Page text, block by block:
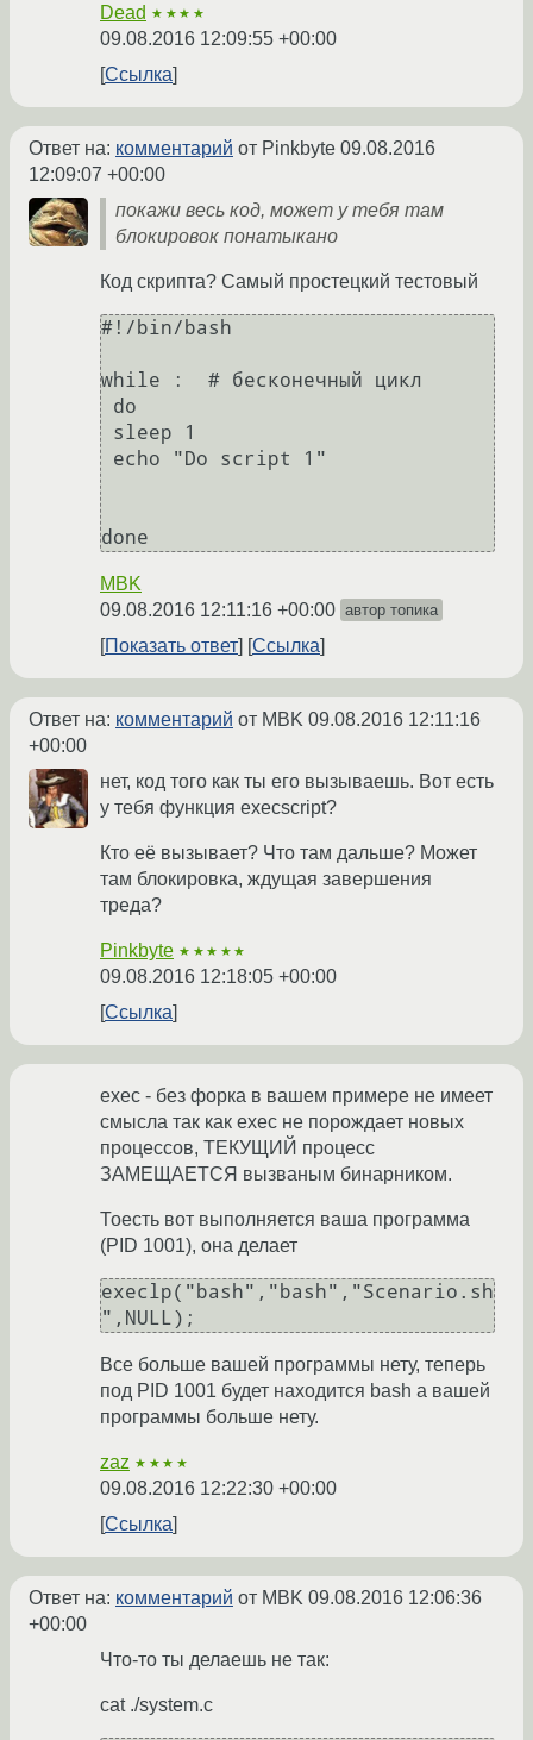
Dead ★★★★
09.08.2016 12:09:55 +00:00
Ссылка
Ответ на: комментарий от Pinkbyte 09.08.2016
12:09:07 +00:00
покажи весь код, может у тебя там
блокировок понатыкано
Код скрипта? Самый простецкий тестовый
#!/bin/bash
while :  # бесконечный цикл
MBK
09.08.2016 12:11:16 +00:00 автор топика
Показать ответ Ссылка
Ответ на: комментарий от MBK 09.08.2016 12:11:16
+00:00
нет, код того как ты его вызываешь. Вот есть
у тебя функция execscript?
Кто её вызывает? Что там дальше? Может
там блокировка, ждущая завершения
треда?
Pinkbyte ★★★★★
09.08.2016 12:18:05 +00:00
Ссылка
exec - без форка в вашем примере не имеет
смысла так как exec не порождает новых
процессов, ТЕКУЩИЙ процесс
ЗАМЕЩАЕТСЯ вызваным бинарником.
Тоесть вот выполняется ваша программа
(PID 1001), она делает
execlp("bash","bash","Scenario.sh
Все больше вашей программы нету, теперь
под PID 1001 будет находится bash а вашей
программы больше нету.
zaz ★★★★
09.08.2016 12:22:30 +00:00
Ссылка
Ответ на: комментарий от MBK 09.08.2016 12:06:36
+00:00
Что-то ты делаешь не так:
cat ./system.c